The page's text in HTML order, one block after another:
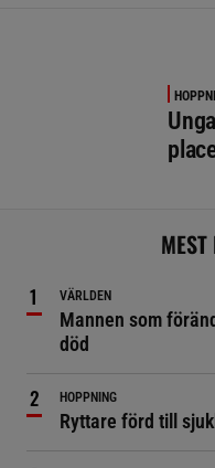
VÄRLDEN
Mannen som
död
HOPPNING
Ryttare förd till